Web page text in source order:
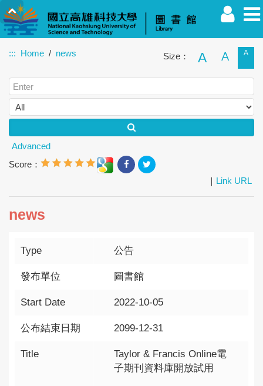
Faculty Student Alumnus Others Guest
::: Home news Size： A A A
Advanced
Score：
｜ Link URL
news
Type 公告
發布單位 圖書館
Start Date 2022-10-05
公布結束日期 2099-12-31
Title
Taylor & Francis Online電
子期刊資料庫開放試用